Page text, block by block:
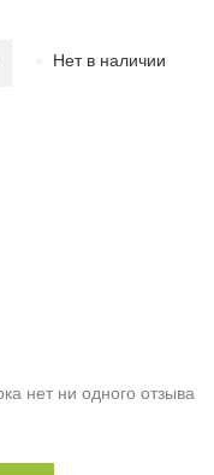
Нет в наличии
нет ни одного отзыва